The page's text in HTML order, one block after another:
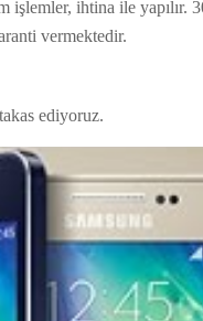
ihtina ile yapılır.
vermektedir.
ediyoruz.